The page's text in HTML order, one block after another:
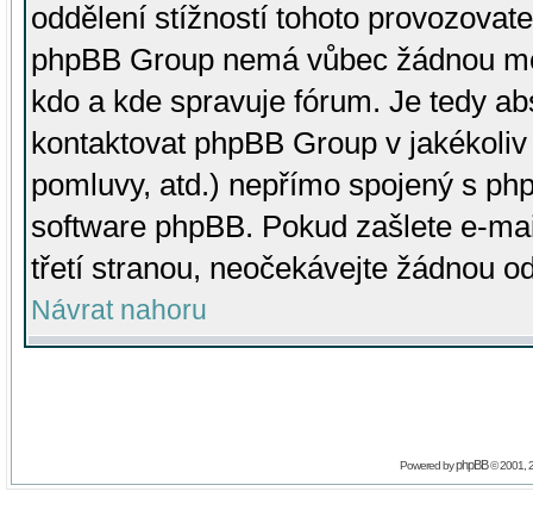
oddělení stížností tohoto
phpBB Group nemá vůbec žádnou
kdo a kde spravuje fórum. Je tedy
kontaktovat phpBB Group v
pomluvy, atd.) nepřímo spojený s
software phpBB. Pokud zašlete e-
třetí stranou, neočekávejte žádnou
Návrat nahoru
Powered byphpBB© 2001,